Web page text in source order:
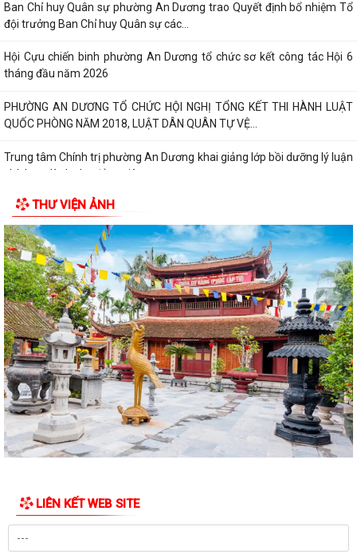
Ban Chỉ huy Quân sự phường An Dương trao Quyết định bổ nhiệm Tổ
đội trưởng Ban Chỉ huy Quân sự các...
Hội Cựu chiến binh phường An Dương tổ chức sơ kết công tác Hội 6
tháng đầu năm 2026
PHƯỜNG AN DƯƠNG TỔ CHỨC HỘI NGHỊ TỔNG KẾT THI HÀNH LUẬT
QUỐC PHÒNG NĂM 2018, LUẬT DÂN QUÂN TỰ VỆ...
Trung tâm Chính trị phường An Dương khai giảng lớp bồi dưỡng lý luận
chính trị dành cho đảng viên...
HỘI ĐỒNG NHÂN DÂN PHƯỜNG AN DƯƠNG TỔ CHỨC HỘI NGHỊ TIẾP
XÚC CỬ TRI TRƯỚC KỲ HỌP THƯỜNG LỆ GIỮA NĂM...
HỘI NGHỊ GIAO BAN GIỮA LÃNH ĐẠO ỦY BAN NHÂN DÂN PHƯỜNG VỚI
CÁC TỔ TRƯỞNG TỔ DÂN PHỐ TRÊN ĐỊA BÀN
PHƯỜNG AN DƯƠNG CÔNG BỐ CÁC QUYẾT ĐỊNH VỀ TỔ CHỨC, CÁN
BỘ MẶT TRẬN VÀ CÁC ĐOÀN THỂ TẠI CÁC TỔ DÂN...
THƯ NGỎ VẬN ĐỘNG ỦNG HỘ QUỸ "ĐỀN ƠN ĐÁP NGHĨA" PHƯỜNG AN
DƯƠNG NĂM 2026
PHƯỜNG AN DƯƠNG TỔ CHỨC LỄ CHÀO CỜ VÀ SINH HOẠT DƯỚI CỜ
THÁNG 7; PHÁT ĐỘNG ỦNG HỘ QUỸ "ĐỀN ƠN ĐÁP...
Chi bộ Văn phòng Đảng ủy tổ chức sinh hoạt chuyên đề với chủ đề "Kết
ÁP THẤP NHIỆT ĐỚI CÓ KHẢ NĂNG MẠNH LÊN THÀNH BÃO
Công điện về ứng phó áp thấp nhiệt đới có khả năng mạnh lên thành
THƯ VIỆN ẢNH
LIÊN KẾT WEB SITE